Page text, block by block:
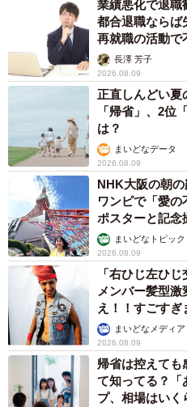
業績悪化で退
都合退職なら
再就職の活動で
アカウンセラー
長澤 芳子
2026.08.09
正直しんどい夏
「帰省」、2位
は？
まいどなデータ
2026.08.09
NHK大阪の朝
ワンピで「愛
ポスターと記念
まいどなトピック
2026.08.09
「右ひじ左ひ
メンバー髪型
え！！すごす
まいどなメディア
2026.08.09
帰省は控えて
て知ってる？「
プ、相場はいく